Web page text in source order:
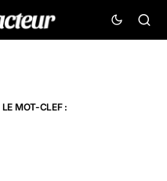
MOT-CLEF :